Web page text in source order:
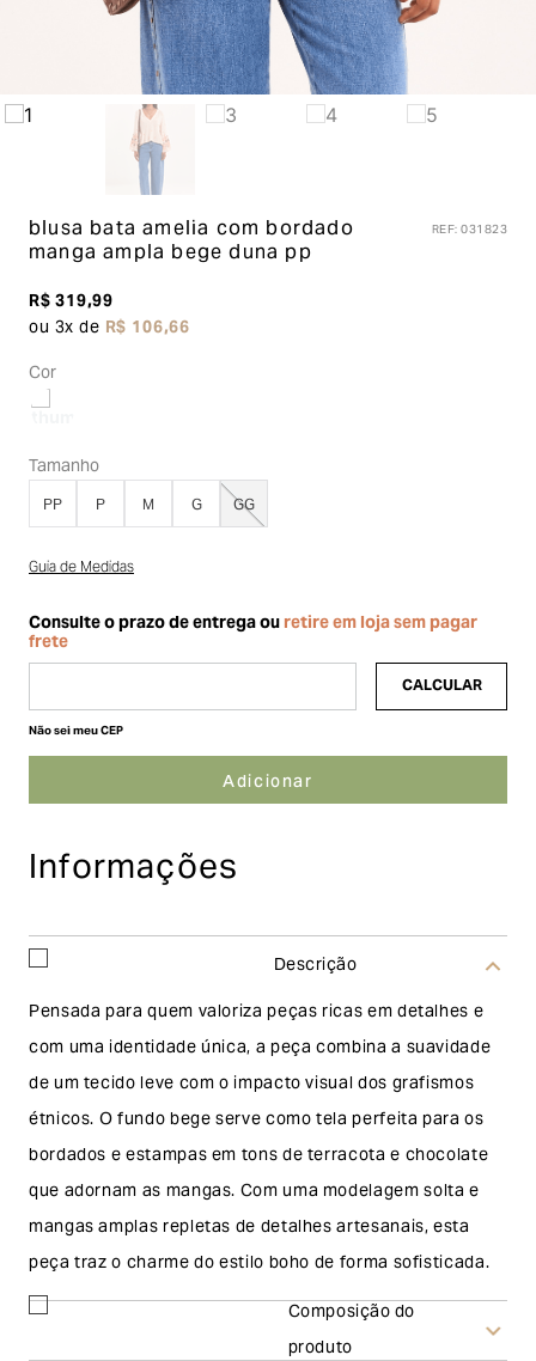
blusa bata amelia com bordado
manga ampla bege duna pp
REF:031823
R$319,99
ou 3x de R$ 106,66
Cor
Tamanho
PP P M G GG
Guia de Medidas
Não sei meu CEP
Informações
Descrição
Pensada para quem valoriza peças ricas em detalhes e
com uma identidade única, a peça combina a suavidade
de um tecido leve com o impacto visual dos grafismos
étnicos. O fundo bege serve como tela perfeita para os
bordados e estampas em tons de terracota e chocolate
que adornam as mangas. Com uma modelagem solta e
mangas amplas repletas de detalhes artesanais, esta
peça traz o charme do estilo boho de forma sofisticada.
Composição do
produto